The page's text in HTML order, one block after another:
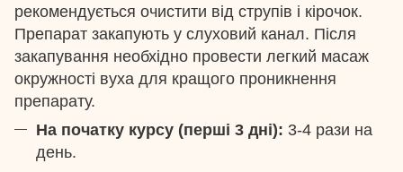
рекомендується очистити від струпів і кірочок.
Препарат закапують у слуховий канал. Після
закапування необхідно провести легкий масаж
окружності вуха для кращого проникнення
препарату.
На початку курсу (перші 3 дні): 3-4 рази на
день.